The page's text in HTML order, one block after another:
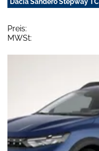
Preis:
MWSt: